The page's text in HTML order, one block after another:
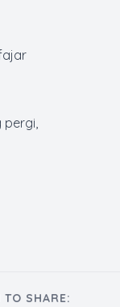
pergi,
TO SHARE: